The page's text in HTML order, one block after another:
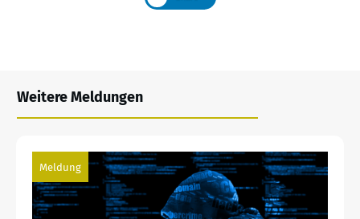
Weitere Meldungen
Meldung